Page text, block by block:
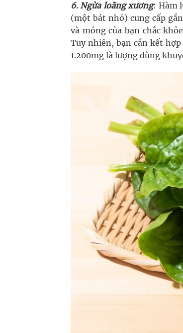
6. Ngừa loãng xương: Hàm
(một bát nhỏ) cung cấp
và móng của bạn chắc
Tuy nhiên, bạn cần kết
1.200mg là lượng dùng